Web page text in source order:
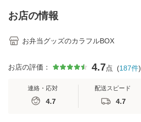
お店の情報
お弁当グッズのカラフルBOX
お店の評価： 4.7点 (187件)
連絡・応対
4.7
配送スピード
4.7